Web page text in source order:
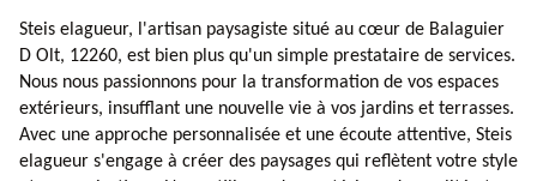
Steis elagueur, l'artisan paysagiste situé au cœur de Balaguier
D Olt, 12260, est bien plus qu'un simple prestataire de services.
Nous nous passionnons pour la transformation de vos espaces
extérieurs, insufflant une nouvelle vie à vos jardins et terrasses.
Avec une approche personnalisée et une écoute attentive, Steis
elagueur s'engage à créer des paysages qui reflètent votre style